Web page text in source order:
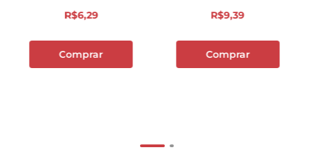
R$6,29
Comprar
R$9,39
Comprar